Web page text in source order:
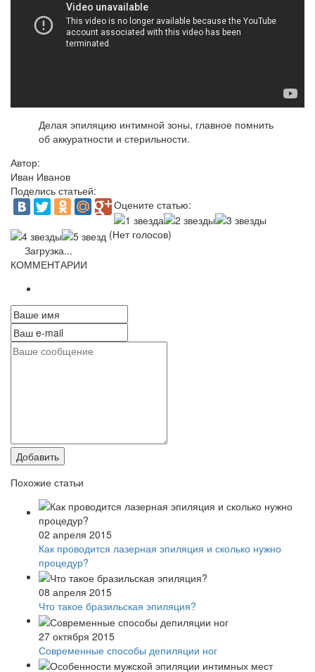
Делая эпиляцию интимной зоны, главное помнить
об аккуратности и стерильности.
Автор:
Иван Иванов
Поделись статьей:
Оцените статью:
(Нет голосов)
Загрузка...
КОММЕНТАРИИ
Добавить
Похожие статьи
02 апреля 2015
Как проводится лазерная эпиляция и сколько нужно
процедур?
08 апреля 2015
Что такое бразильская эпиляция?
27 октября 2015
Современные способы депиляции ног